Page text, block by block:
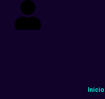
Inicio